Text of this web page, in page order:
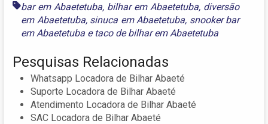
bar em Abaetetuba, bilhar em Abaetetuba, diversão
em Abaetetuba, sinuca em Abaetetuba, snooker bar
em Abaetetuba e taco de bilhar em Abaetetuba
Pesquisas Relacionadas
Whatsapp Locadora de Bilhar Abaeté
Suporte Locadora de Bilhar Abaeté
Atendimento Locadora de Bilhar Abaeté
SAC Locadora de Bilhar Abaeté